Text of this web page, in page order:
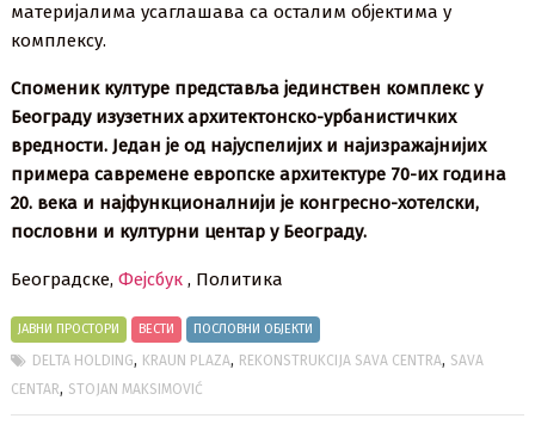
материјалима усаглашава са осталим објектима у
комплексу.
Споменик културе представља јединствен комплекс у
Београду изузетних архитектонско-урбанистичких
вредности. Један је од најуспелијих и најизражајнијих
примера савремене европске архитектуре 70-их година
20. века и најфункционалнији је конгресно-хотелски,
пословни и културни центар у Београду.
Београдске,Фејсбук , Политика
ЈАВНИ ПРОСТОРИ ВЕСТИ ПОСЛОВНИ ОБЈЕКТИ
DELTA HOLDING, KRAUN PLAZA, REKONSTRUKCIJA SAVA CENTRA, SAVA
CENTAR, STOJAN MAKSIMOVIĆ